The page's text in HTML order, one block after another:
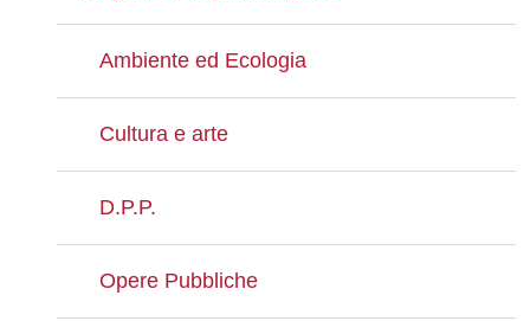
Ambiente ed Ecologia
Cultura e arte
D.P.P.
Opere Pubbliche